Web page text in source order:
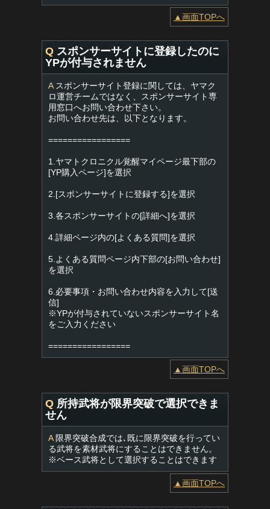
▲画面TOPへ
Q スポンサーサイトに登録したのに
YPが付与されません
Aスポンサーサイト登録に関しては、ヤマク
ロ運営チームではなく、スポンサーサイト専
用窓口へお問い合わせ下さい。
お問い合わせ先は、以下となります。
=================
1.ヤマトクロニクル覚醒マイページ最下部の
[YP購入ページ]を選択
2.[スポンサーサイトに登録する]を選択
3.各スポンサーサイトの[詳細へ]を選択
4.詳細ページ内の[よくある質問]を選択
5.よくある質問ページ内下部の[お問い合わせ]
を選択
6.必要事項・お問い合わせ内容を入力して[送
信]
※YPが付与されていないスポンサーサイト名
をご入力ください
=================
▲画面TOPへ
Q 所持武将が限界突破で選択できま
せん
A限界突破合成では､既に限界突破を行ってい
る武将を素材武将にすることはできません。
※ベース武将として選択することはできます
▲画面TOPへ